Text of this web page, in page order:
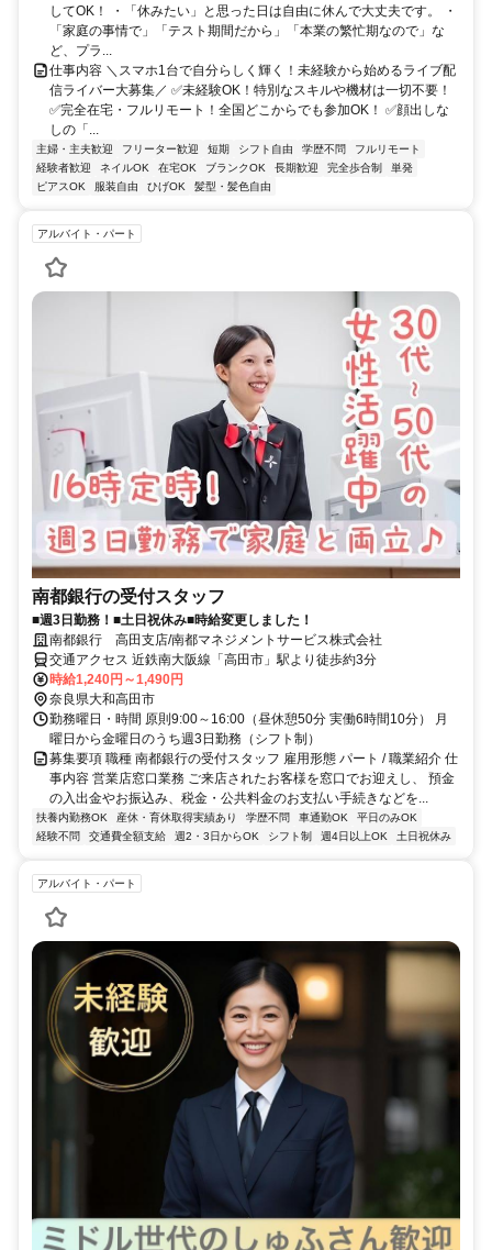
してOK！ ・「休みたい」と思った日は自由に休んで大丈夫です。 ・
「家庭の事情で」「テスト期間だから」「本業の繁忙期なので」な
ど、プラ...
仕事内容 ＼スマホ1台で自分らしく輝く！未経験から始めるライブ配
信ライバー大募集／ ✅未経験OK！特別なスキルや機材は一切不要！
✅完全在宅・フルリモート！全国どこからでも参加OK！ ✅顔出しな
しの「...
主婦・主夫歓迎 フリーター歓迎 短期 シフト自由 学歴不問
フルリモート
経験者歓迎
ネイルOK 在宅OK ブランクOK 長期歓迎 完全歩合制
単発
ピアスOK
服装自由 ひげOK 髪型・髪色自由
アルバイト・パート
南都銀行の受付スタッフ
■週3日勤務！■土日祝休み■時給変更しました！
南都銀行 高田支店/南都マネジメントサービス株式会社
交通アクセス 近鉄南大阪線「高田市」駅より徒歩約3分
時給1,240円～1,490円
奈良県大和高田市
勤務曜日・時間 原則9:00～16:00（昼休憩50分 実働6時間10分） 月
曜日から金曜日のうち週3日勤務（シフト制）
募集要項 職種 南都銀行の受付スタッフ 雇用形態 パート / 職業紹介 仕
事内容 営業店窓口業務 ご来店されたお客様を窓口でお迎えし、 預金
の入出金やお振込み、税金・公共料金のお支払い手続きなどを...
扶養内勤務OK 産休・育休取得実績あり 学歴不問 車通勤OK
平日のみOK
経験不問
交通費全額支給 週2・3日からOK シフト制 週4日以上OK 土日祝休み
アルバイト・パート